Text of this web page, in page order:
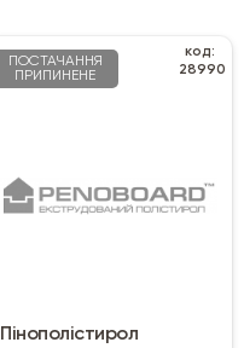
ПОСТАЧАННЯ
ПРИПИНЕНЕ
код:
28990
Пінополістирол